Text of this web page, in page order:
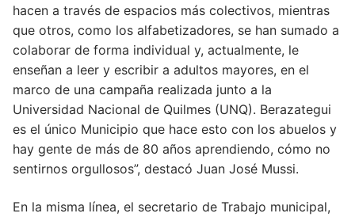
hacen a través de espacios más colectivos, mientras
que otros, como los alfabetizadores, se han sumado a
colaborar de forma individual y, actualmente, le
enseñan a leer y escribir a adultos mayores, en el
marco de una campaña realizada junto a la
Universidad Nacional de Quilmes (UNQ). Berazategui
es el único Municipio que hace esto con los abuelos y
hay gente de más de 80 años aprendiendo, cómo no
sentirnos orgullosos”, destacó Juan José Mussi.
En la misma línea, el secretario de Trabajo municipal,